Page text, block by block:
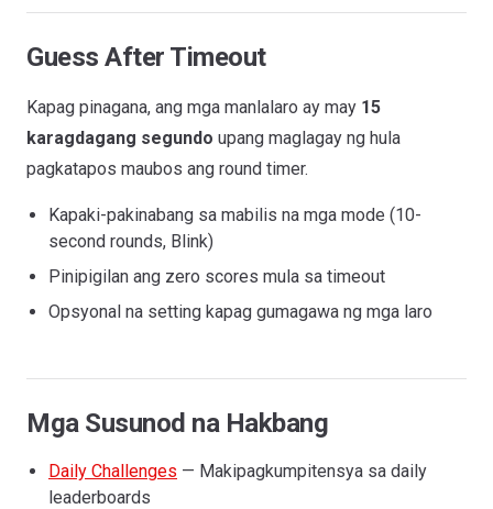
Guess After Timeout
Kapag pinagana, ang mga manlalaro ay may 15
karagdagang segundo upang maglagay ng hula
pagkatapos maubos ang round timer.
Kapaki-pakinabang sa mabilis na mga mode (10-
second rounds, Blink)
Pinipigilan ang zero scores mula sa timeout
Opsyonal na setting kapag gumagawa ng mga laro
Mga Susunod na Hakbang
Daily Challenges — Makipagkumpitensya sa daily
leaderboards